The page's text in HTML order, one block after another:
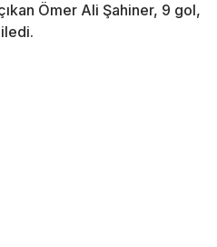
Ömer Ali Şahiner, 9 gol,